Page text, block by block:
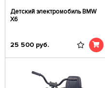
Детский электромобиль BMW
X6
25 500 руб.